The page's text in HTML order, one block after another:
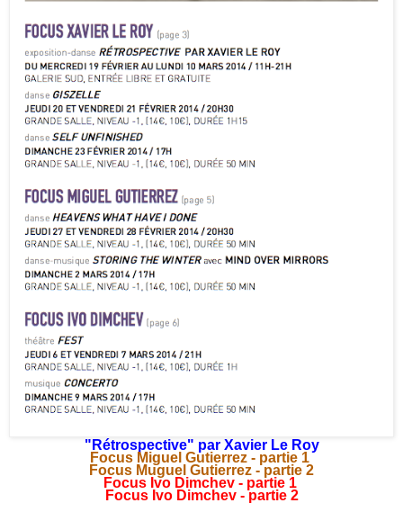
"Rétrospective" par Xavier Le Roy
Focus Miguel Gutierrez - partie 1
Focus Muguel Gutierrez - partie 2
Focus Ivo Dimchev - partie 1
Focus Ivo Dimchev - partie 2